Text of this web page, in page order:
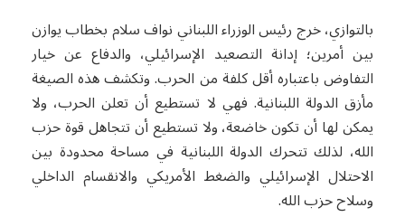
بالتوازي، خرج رئيس الوزراء اللبناني نواف سلام بخطاب يوازن
بين أمرين؛ إدانة التصعيد الإسرائيلي، والدفاع عن خيار
التفاوض باعتباره أقل كلفة من الحرب. وتكشف هذه الصيغة
مأزق الدولة اللبنانية. فهي لا تستطيع أن تعلن الحرب، ولا
يمكن لها أن تكون خاضعة، ولا تستطيع أن تتجاهل قوة حزب
الله، لذلك تتحرك الدولة اللبنانية في مساحة محدودة بين
الاحتلال الإسرائيلي والضغط الأمريكي والانقسام الداخلي
وسلاح حزب الله.